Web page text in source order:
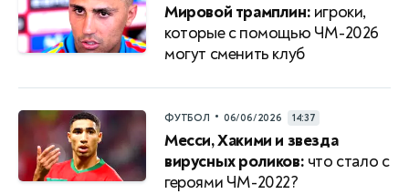
Мировой трамплин: игроки,
которые с помощью ЧМ-2026
могут сменить клуб
ФУТБОЛ • 06/06/2026 14:37
Месси, Хакими и звезда
вирусных роликов: что стало с
героями ЧМ-2022?